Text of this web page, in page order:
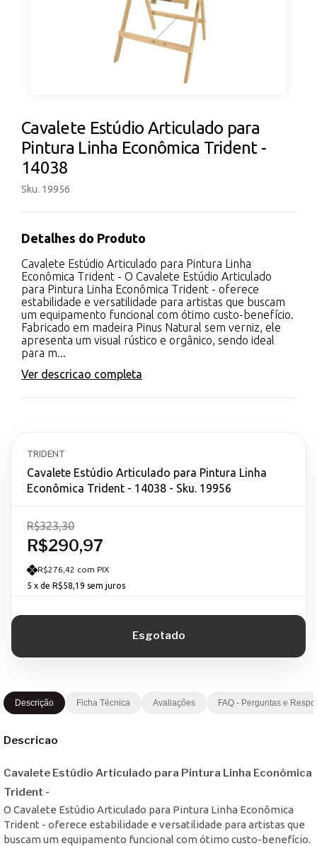
Cavalete Estúdio Articulado para
Pintura Linha Econômica Trident -
14038
Sku. 19956
Detalhes do Produto
Cavalete Estúdio Articulado para Pintura Linha
Econômica Trident - O Cavalete Estúdio Articulado
para Pintura Linha Econômica Trident - oferece
estabilidade e versatilidade para artistas que buscam
um equipamento funcional com ótimo custo-benefício.
Fabricado em madeira Pinus Natural sem verniz, ele
apresenta um visual rústico e orgânico, sendo ideal
para m...
Ver descricao completa
TRIDENT
Cavalete Estúdio Articulado para Pintura Linha
Econômica Trident - 14038 - Sku. 19956
R$290,97
R$323,30
R$276,42 com PIX
5 x de R$58,19 sem juros
Descrição Ficha Técnica Avaliações FAQ - Perguntas e
Descricao
Cavalete Estúdio Articulado para Pintura Linha Econômica
Trident -
O Cavalete Estúdio Articulado para Pintura Linha Econômica
Trident - oferece estabilidade e versatilidade para artistas que
buscam um equipamento funcional com ótimo custo-benefício.